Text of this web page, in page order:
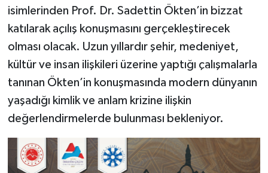
isimlerinden Prof. Dr. Sadettin Ökten’in bizzat
katılarak açılış konuşmasını gerçekleştirecek
olması olacak. Uzun yıllardır şehir, medeniyet,
kültür ve insan ilişkileri üzerine yaptığı çalışmalarla
tanınan Ökten’in konuşmasında modern dünyanın
yaşadığı kimlik ve anlam krizine ilişkin
değerlendirmelerde bulunması bekleniyor.